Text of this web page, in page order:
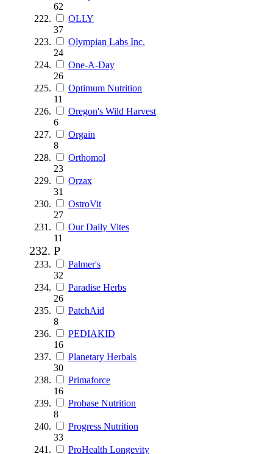
62
OLLY
37
Olympian Labs Inc.
24
One-A-Day
26
Optimum Nutrition
11
Oregon's Wild Harvest
6
Orgain
8
Orthomol
23
Orzax
31
OstroVit
27
Our Daily Vites
11
P
Palmer's
32
Paradise Herbs
26
PatchAid
8
PEDIAKID
16
Planetary Herbals
30
Primaforce
16
Probase Nutrition
8
Progress Nutrition
33
ProHealth Longevity